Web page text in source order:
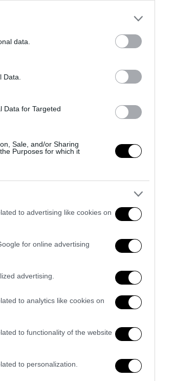
data.
Data for Targeted
Sale, and/or Sharing
Purposes for which it
to advertising like cookies on
for online advertising
advertising.
to analytics like cookies on
to functionality of the website
to personalization.
vista piano da 88 miliardi di dollari
il Golden
politica...
corte
il
antifascista per parlare a